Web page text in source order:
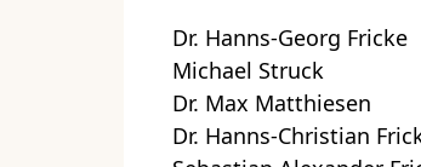
Dr. Hanns-Georg Fricke
Michael Struck
Dr. Max Matthiesen
Dr. Hanns-Christian